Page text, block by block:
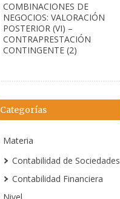
COMBINACIONES DE
NEGOCIOS: VALORACIÓN
POSTERIOR (VI) –
CONTRAPRESTACIÓN
CONTINGENTE (2)
Categorías
Materia
Contabilidad de Sociedades
Contabilidad Financiera